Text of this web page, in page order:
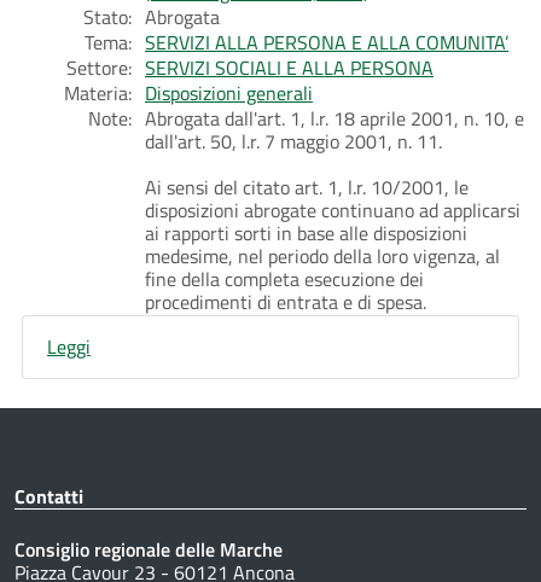
Stato: Abrogata
Tema: SERVIZI ALLA PERSONA E ALLA COMUNITA’
Settore: SERVIZI SOCIALI E ALLA PERSONA
Materia: Disposizioni generali
Note: Abrogata dall'art. 1, l.r. 18 aprile 2001, n. 10, e
dall'art. 50, l.r. 7 maggio 2001, n. 11.
Ai sensi del citato art. 1, l.r. 10/2001, le
disposizioni abrogate continuano ad applicarsi
ai rapporti sorti in base alle disposizioni
medesime, nel periodo della loro vigenza, al
fine della completa esecuzione dei
procedimenti di entrata e di spesa.
Leggi
Contatti
Consiglio regionale delle Marche
Piazza Cavour 23 - 60121 Ancona